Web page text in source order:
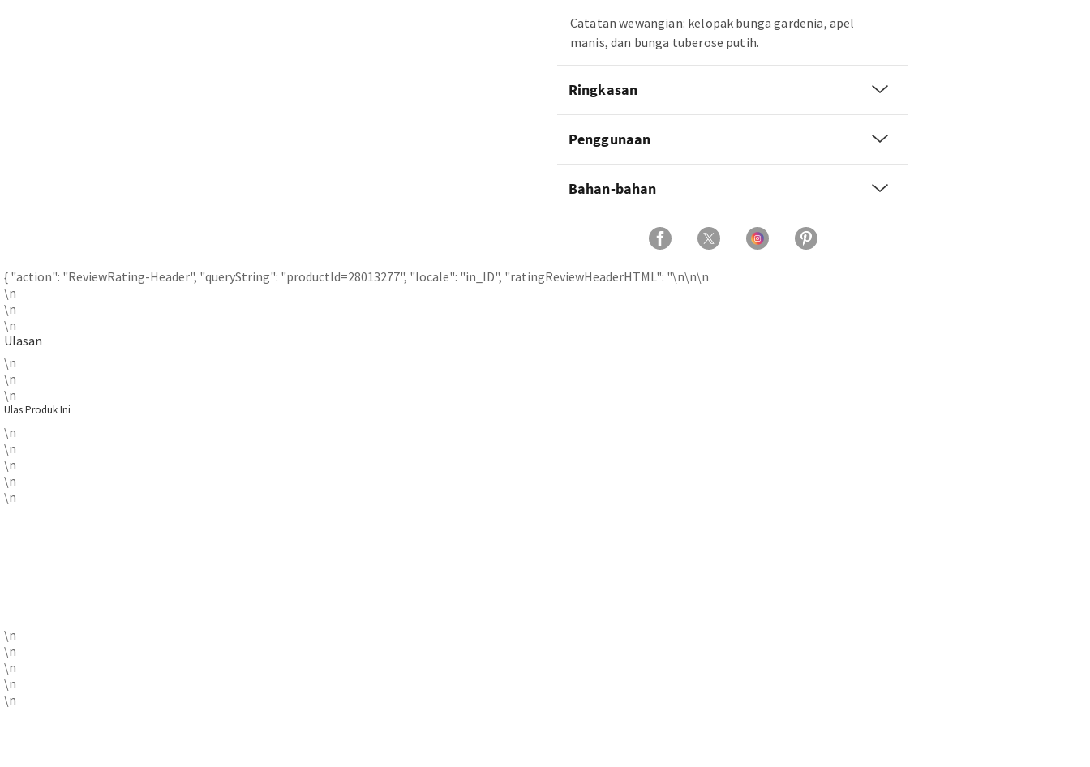
Catatan wewangian: kelopak bunga gardenia, apel
manis, dan bunga tuberose putih.
Ringkasan
Penggunaan
Bahan-bahan
{ "action": "ReviewRating-Header", "queryString": "productId=28013277", "locale": "in_ID", "ratingReviewHeaderHTML": "\n\n\n
\n
\n
\n
Ulasan
\n
\n
\n
Ulas Produk Ini
\n
\n
\n
\n
\n
\n
\n
\n
\n
\n